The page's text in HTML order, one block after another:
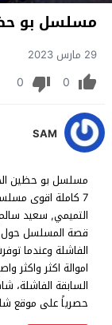
مسلسل بو
29 مارس 2023
0
0
SAM
7 كاملة اقوى
التميمي, سعيد
قصة المسلسل حول
الفاشلة وعندما
اموالة اكثر واكثر
حصرياً على موقع